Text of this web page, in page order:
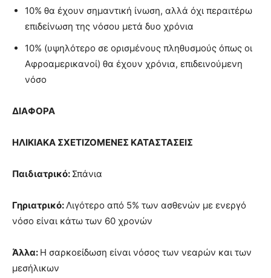
10% θα έχουν σημαντική ίνωση, αλλά όχι περαιτέρω
επιδείνωση της νόσου μετά δυο χρόνια
10% (υψηλότερο σε ορισμένους πληθυσμούς όπως οι
Αφροαμερικανοί) θα έχουν χρόνια, επιδεινούμενη
νόσο
ΔΙΑΦΟΡΑ
ΗΛΙΚΙΑΚΑ ΣΧΕΤΙΖΟΜΕΝΕΣ ΚΑΤΑΣΤΑΣΕΙΣ
Παιδιατρικό: Σπάνια
Γηριατρικό: Λιγότερο από 5% των ασθενών με ενεργό
νόσο είναι κάτω των 60 χρονών
Άλλα: Η σαρκοείδωση είναι νόσος των νεαρών και των
μεσήλικων